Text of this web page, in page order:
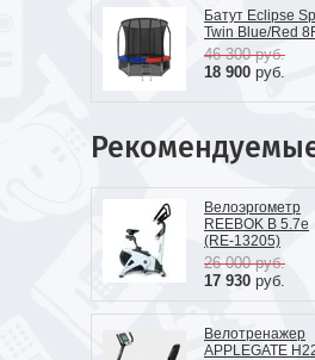
Батут Eclipse
Twin Blue/Red
46 300руб.
18 900 руб.
Велоэргометр
REEBOK B 5.7e
(RE-13205)
26 000руб.
17 930 руб.
Велотренажер
APPLEGATE